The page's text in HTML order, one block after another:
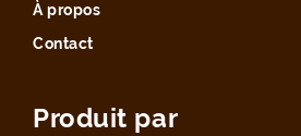
À propos
Contact
Produit par